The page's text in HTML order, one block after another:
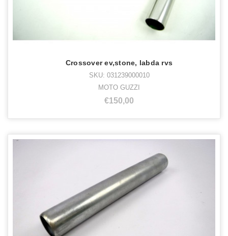
Crossover ev,stone, labda rvs
SKU: 031239000010
MOTO GUZZI
€150,00